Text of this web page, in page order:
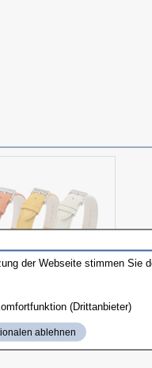
der Webseite stimmen Sie
(Drittanbieter)
ablehnen